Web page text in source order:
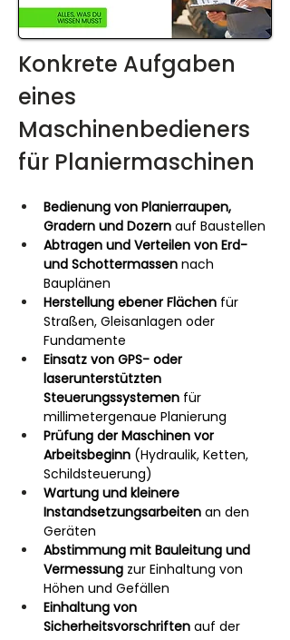
Konkrete Aufgaben
eines
Maschinenbedieners
für Planiermaschinen
Bedienung von Planierraupen,
Gradern und Dozern auf Baustellen
Abtragen und Verteilen von Erd-
und Schottermassen nach
Bauplänen
Herstellung ebener Flächen für
Straßen, Gleisanlagen oder
Fundamente
Einsatz von GPS- oder
laserunterstützten
Steuerungssystemen für
millimetergenaue Planierung
Prüfung der Maschinen vor
Arbeitsbeginn (Hydraulik, Ketten,
Schildsteuerung)
Wartung und kleinere
Instandsetzungsarbeiten an den
Geräten
Abstimmung mit Bauleitung und
Vermessung zur Einhaltung von
Höhen und Gefällen
Einhaltung von
Sicherheitsvorschriften auf der